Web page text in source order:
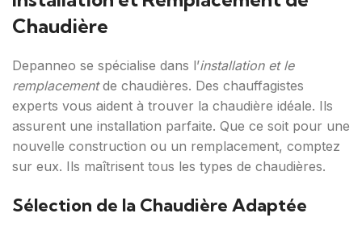
Chaudière
Depanneo se spécialise dans l’installation et le
remplacementde chaudières. Des chauffagistes
experts vous aident à trouver la chaudière idéale. Ils
assurent une installation parfaite. Que ce soit pour une
nouvelle construction ou un remplacement, comptez
sur eux. Ils maîtrisent tous les types de chaudières.
Sélection de la Chaudière Adaptée